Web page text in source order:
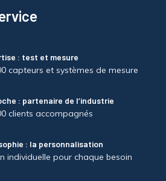
: test et mesure
capteurs et systèmes de mesure
: partenaire de l’industrie
clients accompagnés
: la personnalisation
individuelle pour chaque besoin